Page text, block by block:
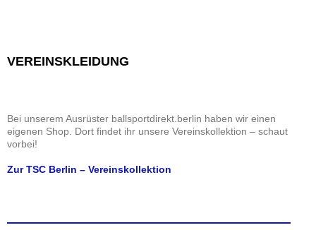
VEREINSKLEIDUNG
Bei unserem Ausrüster ballsportdirekt.berlin haben wir einen
eigenen Shop. Dort findet ihr unsere Vereinskollektion – schaut
vorbei!
Zur TSC Berlin – Vereinskollektion